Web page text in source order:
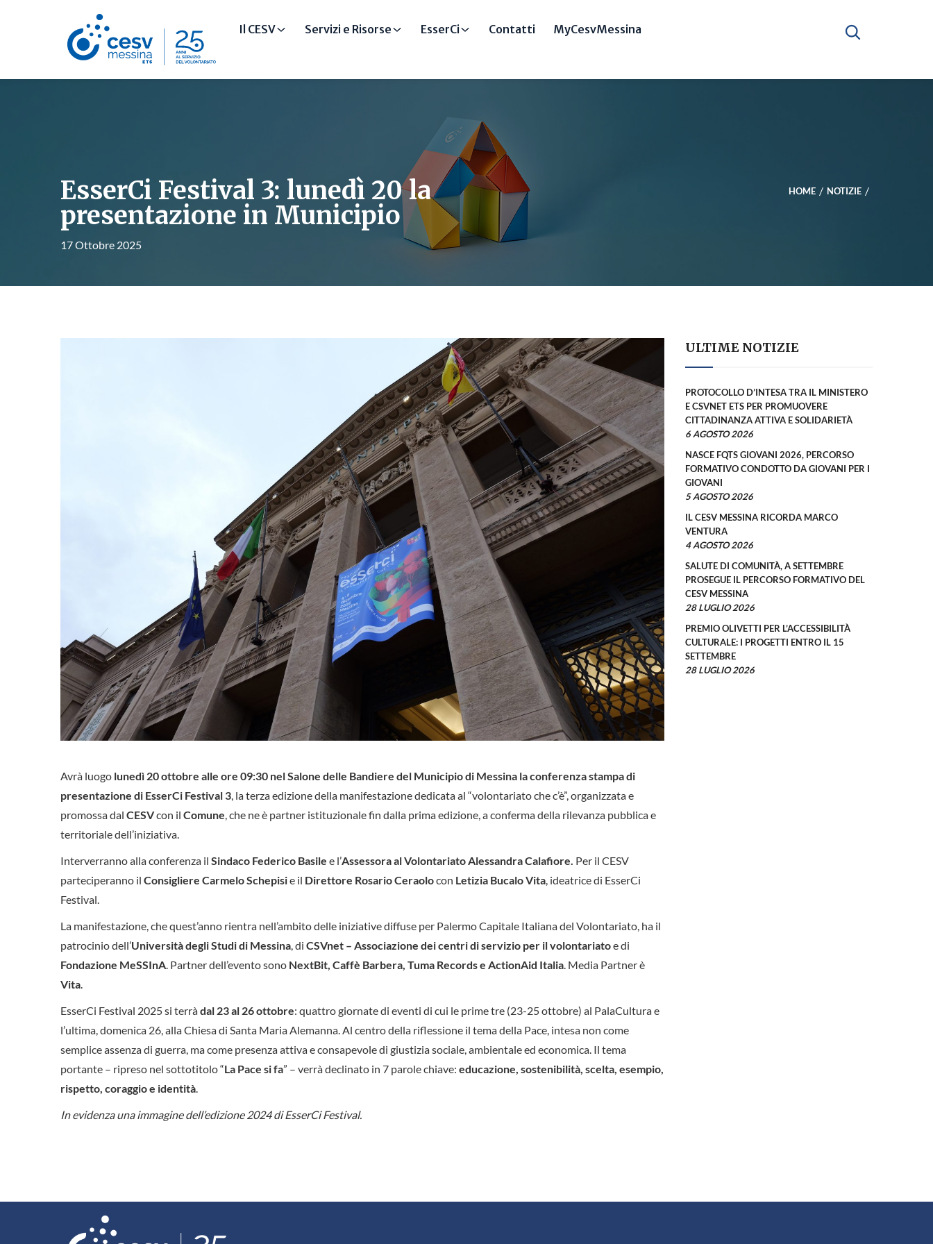
Il CESV Servizi e Risorse EsserCi Contatti MyCesvMessina
EsserCi Festival 3: lunedì 20 la
presentazione in Municipio
17 Ottobre 2025
HOME NOTIZIE
Avrà luogo lunedì 20 ottobre alle ore 09:30 nel Salone delle Bandiere del Municipio di Messina la conferenza stampa di
presentazione di EsserCi Festival 3, la terza edizione della manifestazione dedicata al “volontariato che c’è”, organizzata e
promossa dal CESVcon il Comune, che ne è partner istituzionale fin dalla prima edizione, a conferma della rilevanza pubblica e
territoriale dell’iniziativa.
Interverranno alla conferenza il Sindaco Federico Basile e l’Assessora al Volontariato Alessandra Calafiore. Per il CESV
parteciperanno il Consigliere Carmelo Schepisie il Direttore Rosario Ceraolocon Letizia Bucalo Vita, ideatrice di EsserCi
Festival.
La manifestazione, che quest’anno rientra nell’ambito delle iniziative diffuse per Palermo Capitale Italiana del Volontariato, ha il
patrocinio dell’Università degli Studi di Messina, di CSVnet – Associazione dei centri di servizio per il volontariatoe di
Fondazione MeSSInA. Partner dell’evento sono NextBit, Caffè Barbera, Tuma Records e ActionAid Italia. Media Partner è
Vita.
EsserCi Festival 2025 si terràdal 23 al 26 ottobre: quattro giornate di eventi di cui le prime tre (23-25 ottobre) al PalaCultura e
l’ultima, domenica 26, alla Chiesa di Santa Maria Alemanna. Al centro della riflessione il tema della Pace, intesa non come
semplice assenza di guerra, ma come presenza attiva e consapevole di giustizia sociale, ambientale ed economica. Il tema
portante – ripreso nel sottotitolo “La Pace si fa” – verrà declinato in 7 parole chiave: educazione, sostenibilità, scelta, esempio,
rispetto, coraggio e identità.
In evidenza una immagine dell’edizione 2024 di EsserCi Festival.
ULTIME NOTIZIE
PROTOCOLLO D’INTESA TRA IL MINISTERO
E CSVNET ETS PER PROMUOVERE
CITTADINANZA ATTIVA E SOLIDARIETÀ
6 AGOSTO 2026
NASCE FQTS GIOVANI 2026, PERCORSO
FORMATIVO CONDOTTO DA GIOVANI PER I
GIOVANI
5 AGOSTO 2026
IL CESV MESSINA RICORDA MARCO
VENTURA
4 AGOSTO 2026
SALUTE DI COMUNITÀ, A SETTEMBRE
PROSEGUE IL PERCORSO FORMATIVO DEL
CESV MESSINA
28 LUGLIO 2026
PREMIO OLIVETTI PER L’ACCESSIBILITÀ
CULTURALE: I PROGETTI ENTRO IL 15
SETTEMBRE
28 LUGLIO 2026